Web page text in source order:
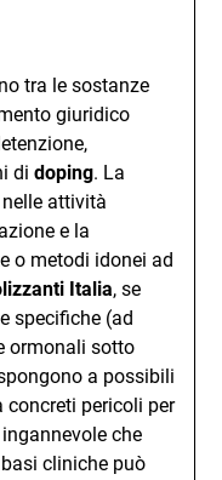
tra le sostanze
giuridico
didoping. La
attività
e la
o metodi idonei ad
Italia, se
specifiche (ad
ormonali sotto
a possibili
concreti pericoli per
che
cliniche può